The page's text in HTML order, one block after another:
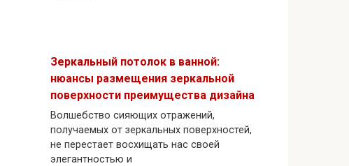
Зеркальный потолок в ванной:
нюансы размещения зеркальной
поверхности преимущества дизайна
Волшебство сияющих отражений,
получаемых от зеркальных поверхностей,
не перестает восхищать нас своей
элегантностью и